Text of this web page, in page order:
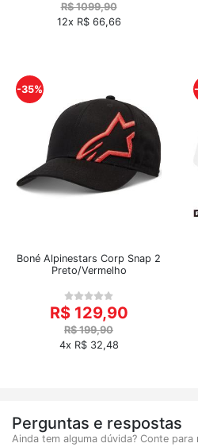
R$ 1099,90
12x R$ 66,66
-35%
Boné Alpinestars Corp Snap 2
Preto/Vermelho
R$ 129,90
R$ 199,90
4x R$ 32,48
Perguntas e respostas
Ainda tem alguma dúvida? Conte